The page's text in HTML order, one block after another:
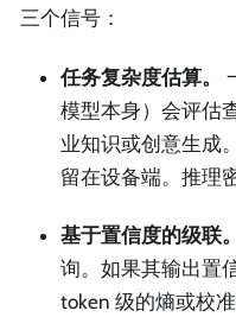
三个信号：
任务复杂度估算。
模型本身）会评估
业知识或创意生成
留在设备端。推理
基于置信度的级联。
询。如果其输出置
token 级的熵或校